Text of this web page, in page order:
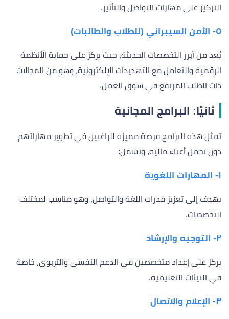
التركيز على مهارات التواصل والتأثير.
٥- الأمن السيبراني (للطلاب والطالبات)
يُعد من أبرز التخصصات الحديثة، حيث يركز على حماية الأنظمة
الرقمية والتعامل مع التهديدات الإلكترونية، وهو من المجالات
ذات الطلب المرتفع في سوق العمل.
ثانيًا: البرامج المجانية
تمثل هذه البرامج فرصة مميزة للراغبين في تطوير مهاراتهم
دون تحمل أعباء مالية، وتشمل:
١- المهارات اللغوية
يهدف إلى تعزيز قدرات اللغة والتواصل، وهو مناسب لمختلف
التخصصات.
٢- التوجيه والإرشاد
يركز على إعداد متخصصين في الدعم النفسي والتربوي، خاصة
في البيئات التعليمية.
٣- الإعلام والاتصال